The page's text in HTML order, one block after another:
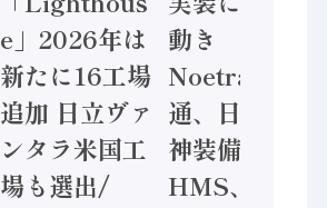
e」2026年は
新たに16工場
追加 日立ヴァ
ンタラ米国工
場も選出/
動き
Noetra、富士
通、日立 / 兵
神装備 ×
HMS、老舗